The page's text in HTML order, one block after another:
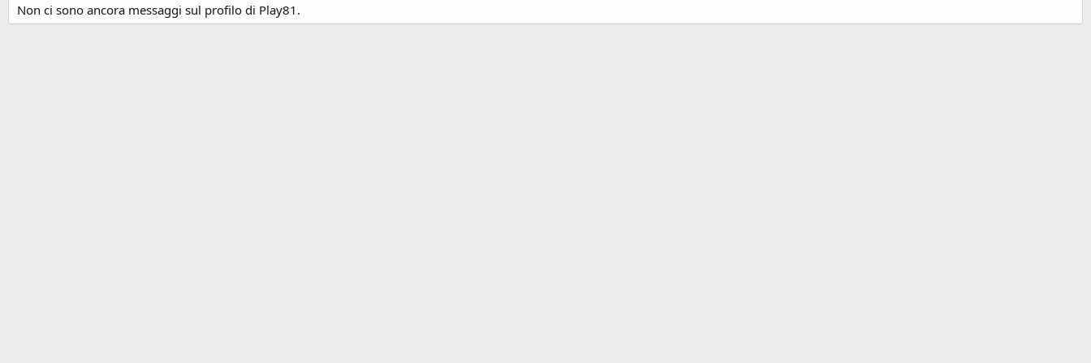
Non ci sono ancora messaggi sul profilo di Play81.